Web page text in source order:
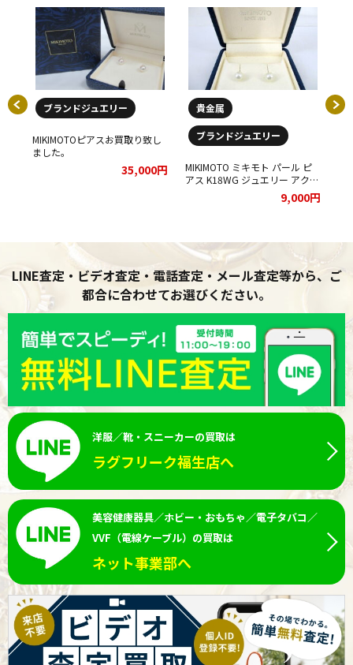
ブランドジュエリー
MIKIMOTOピアスお買取り致し
ました。
35,000円
貴金属
ブランドジュエリー
MIKIMOTO ミキモト パール ピ
アス K18WG ジュエリー アクセ
サリーをお買取りさせて頂きま
9,000円
LINE査定・ビデオ査定・電話査定・メール査定等から、ご
都合に合わせてお選びください。
洋服／靴・スニーカーの買取は
ラグフリーク福生店へ
美容健康器具／ホビー・おもちゃ／電子タバコ／
VVF（電線ケーブル）の買取は
ネット事業部へ